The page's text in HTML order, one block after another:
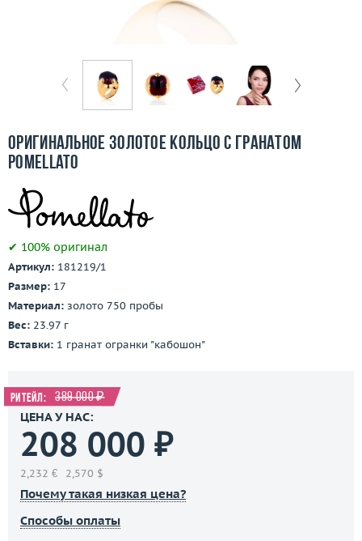
Покупка и оплата
Ломбард
Контакты
Оригинальное золотое кольцо с гранатом
Pomellato
✔ 100% оригинал
Артикул: 181219/1
Размер: 17
Материал: золото 750 пробы
Вес: 23.97 г
Вставки: 1 гранат огранки "кабошон"
Ритейл: 389 000 ₽
ЦЕНА У НАС:
208 000 ₽
2,232 € 2,570 $
Почему такая низкая цена?
Способы оплаты